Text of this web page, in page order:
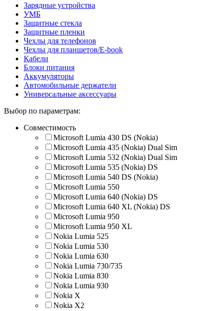
Зарядные устройства
УМБ
Защитные стекла
Защитные пленки
Чехлы для телефонов
Чехлы для планшетов/E-book
Кабели
Блоки питания
Аккумуляторы
Автомобильные держатели
Универсальные аксессуары
Выбор по параметрам:
Совместимость
Microsoft Lumia 430 DS (Nokia)
Microsoft Lumia 435 (Nokia) Dual Sim
Microsoft Lumia 532 (Nokia) Dual Sim
Microsoft Lumia 535 (Nokia) DS
Microsoft Lumia 540 DS (Nokia)
Microsoft Lumia 550
Microsoft Lumia 640 (Nokia) DS
Microsoft Lumia 640 XL (Nokia) DS
Microsoft Lumia 950
Microsoft Lumia 950 XL
Nokia Lumia 525
Nokia Lumia 530
Nokia Lumia 630
Nokia Lumia 730/735
Nokia Lumia 830
Nokia Lumia 930
Nokia X
Nokia X2